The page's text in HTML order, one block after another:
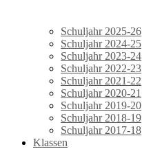
Schuljahr 2025-26
Schuljahr 2024-25
Schuljahr 2023-24
Schuljahr 2022-23
Schuljahr 2021-22
Schuljahr 2020-21
Schuljahr 2019-20
Schuljahr 2018-19
Schuljahr 2017-18
Klassen